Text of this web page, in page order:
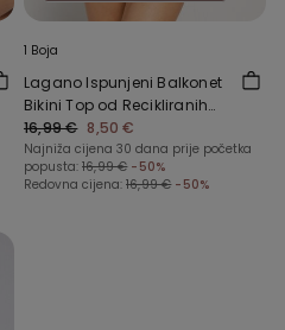
1 Boja
Lagano Ispunjeni Balkonet
Bikini Top od Recikliranih
Mikrovlakana s Naborima
16,99 € 8,50 €
Najniža cijena 30 dana prije početka
popusta: 16,99 € -50%
Redovna cijena: 16,99 € -50%